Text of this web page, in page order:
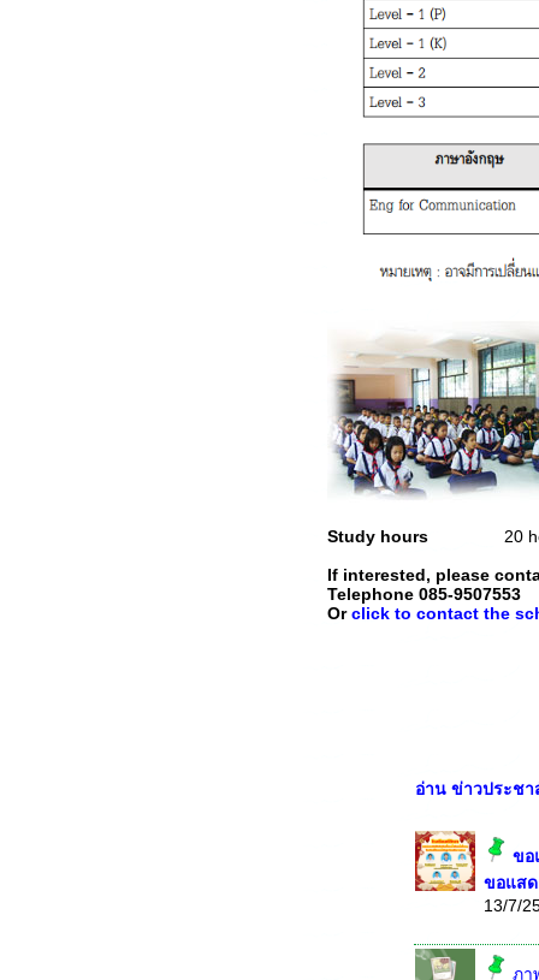
Study hours
20
If interested, please
Telephone 085-9507553
Orclick to contact the
อ่าน ข่าวประช
ขอ
ขอแสด
13/7/
ภา